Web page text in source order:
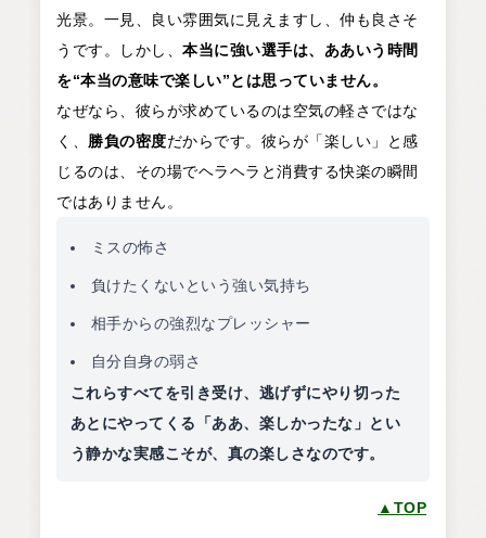
光景。一見、良い雰囲気に見えますし、仲も良さそ
うです。しかし、本当に強い選手は、ああいう時間
を“本当の意味で楽しい”とは思っていません。
なぜなら、彼らが求めているのは空気の軽さではな
く、 勝負の密度だからです。彼らが「楽しい」と感
じるのは、その場でヘラヘラと消費する快楽の瞬間
ではありません。
ミスの怖さ
負けたくないという強い気持ち
相手からの強烈なプレッシャー
自分自身の弱さ
これらすべてを引き受け、逃げずにやり切った
あとにやってくる「ああ、楽しかったな」とい
う静かな実感こそが、真の楽しさなのです。
▲TOP